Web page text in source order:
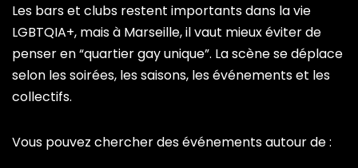
Les bars et clubs restent importants dans la vie
LGBTQIA+, mais à Marseille, il vaut mieux éviter de
penser en “quartier gay unique”. La scène se déplace
selon les soirées, les saisons, les événements et les
collectifs.
Vous pouvez chercher des événements autour de :